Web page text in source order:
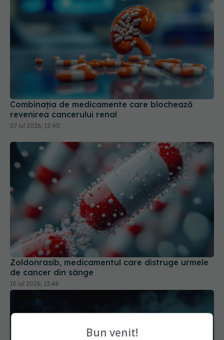
Combinația de medicamente care blochează
revenirea cancerului renal
07 iul 2026, 12:40
Zoldonrasib, medicamentul care distruge urmele
de cancer din sânge
10 iul 2026, 13:48
Bun venit!